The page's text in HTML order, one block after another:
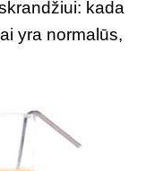
kada
yra normalūs,